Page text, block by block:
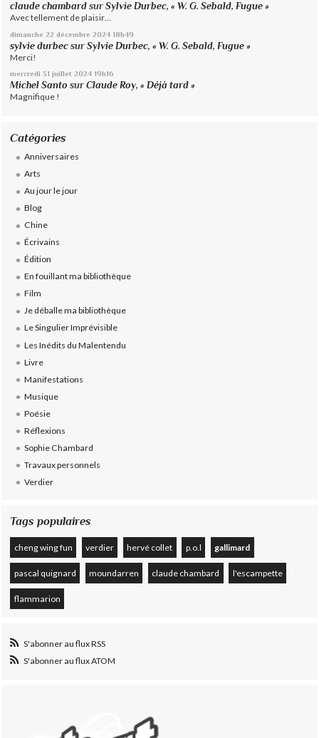
claude chambard surSylvie Durbec, « W. G. Sebald, Fugue »
Avec tellement de plaisir…
dimanche 22 décembre 2024 18h49
sylvie durbec surSylvie Durbec, « W. G. Sebald, Fugue »
Merci!
mercredi 31 juillet 2024 19h16
Michel Santo surClaude Roy, « Déjà tard »
Magnifique !
Catégories
Anniversaires
Arts
Au jour le jour
Blog
Chine
Écrivains
Édition
En fouillant ma bibliothèque
Film
Je déballe ma bibliothèque
Le Singulier Imprévisible
Les Inédits du Malentendu
Livre
Manifestations
Musique
Poésie
Réflexions
Sophie Chambard
Travaux personnels
Verdier
Tags populaires
cheng wing fun verdier hervé collet p.o.l gallimard
pascal quignard moundarren claude chambard l'escampette
flammarion
S'abonner au flux RSS
S'abonner au flux ATOM